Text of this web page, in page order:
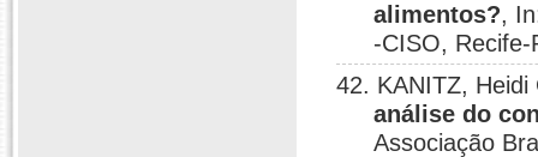
alimentos?,
-CISO, Recife-
42. KANITZ,
análise do
Associação